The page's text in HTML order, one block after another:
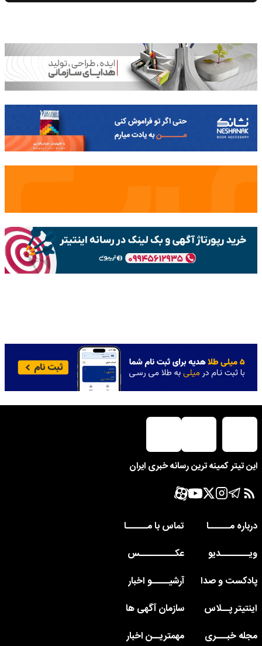
این تیتر کمینه ترین رسانه خبری ایران
درباره مــــــا
تماس با مــــــا
ویــــــــدیو
عکــــــــــس
پادکست و صدا
آرشیـــــو اخبار
اینتیتر پــلاس
سازمان آگهی ها
مجله خبـــری
مهمتریــن اخبار